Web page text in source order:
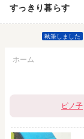
すっきり暮らす
執筆しました
ホーム
ピノ子